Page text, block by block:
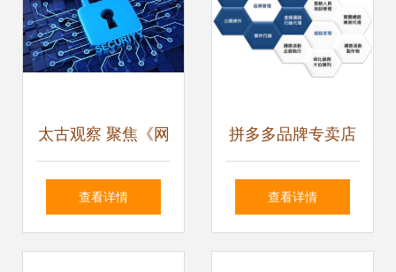
太古观察 聚焦《网
络安全审查办法》
查看详情
拼多多品牌专卖店
申请全攻略 资质要
查看详情